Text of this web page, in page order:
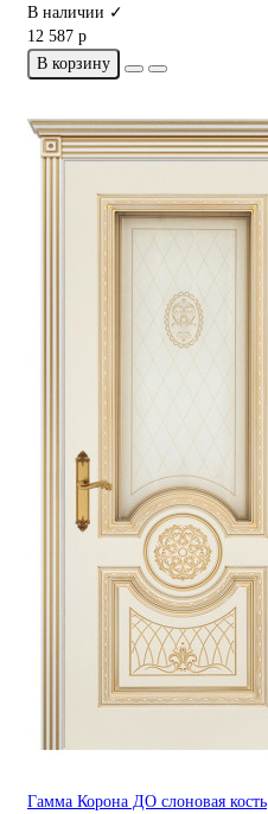
В наличии ✓
12 587 р
В корзину
Гамма Корона ДО слоновая кость